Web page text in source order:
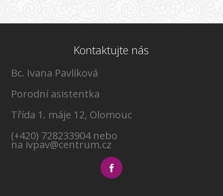
Kontaktujte nás
Bc. Ivana Pavlíková
Porodní asistentka
Třída 1. máje 12, Olomouc
(+420) 728233904 nebo
na ivpav@centrum.cz